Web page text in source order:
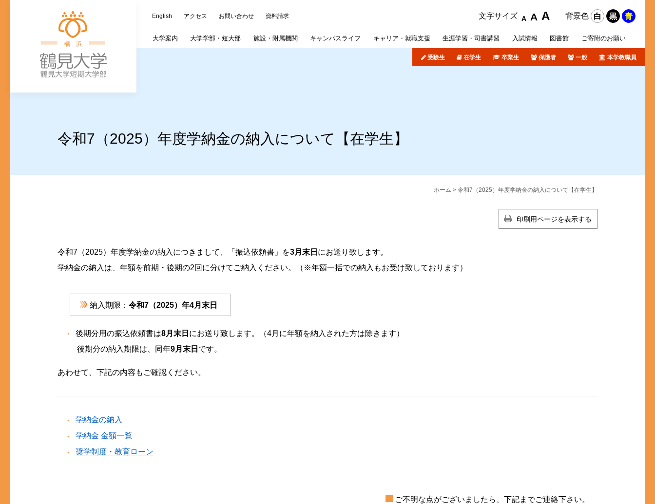
English アクセス お問い合わせ 資料請求 文字サイズ A A A 背景色 白 黒 青
大学案内 大学学部・短大部 施設・ 附属機関 キャンパス ライフ キャリア・ 就職支援 生涯学習・司書講習 入試情報 図書館 ご寄附のお願い
(新入生対象)奨学生制度 募集要項 インターネット出願
受験生 在学生 卒業生 保護者 一般 本学教職員
令和7（2025）年度学納金の納入について【在学生】
ホーム > 令和7（2025）年度学納金の納入について【在学生】
印刷用ページを表示する
令和7（2025）年度学納金の納入につきまして、「振込依頼書」を3月末日 にお送り致します。
学納金の納入は、年額を前期・後期の2回に分けてご納入ください。（※年額一括での納入もお受け致しております）
納入期限：令和7（2025）年4月末日
後期分用の振込依頼書は8月末日 にお送り致します。（4月に年額を納入された方は除きます）
後期分の納入期限は、同年9月末日 です。
あわせて、下記の内容もご確認ください。
学納金の納入
学納金 金額一覧
奨学制度・教育ローン
ご不明な点がございましたら、下記までご連絡下さい。